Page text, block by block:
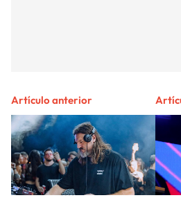
Artículo anterior